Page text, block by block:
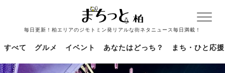
毎日更新！柏エリアのジモトミン発リアルな街ネタニュース毎日満載！
すべて グルメ イベント あなたはどっち？ まち・ひと応援